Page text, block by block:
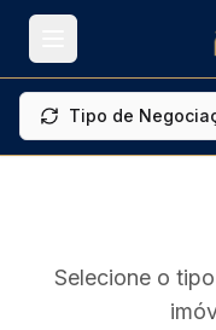
Tipo de
Selecione o